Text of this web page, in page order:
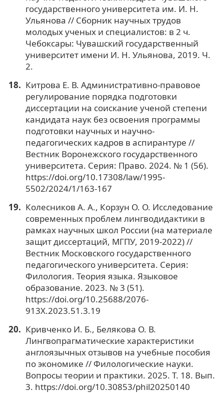
государственного университета им. И. Н.
Ульянова // Сборник научных трудов
молодых ученых и специалистов: в 2 ч.
Чебоксары: Чувашский государственный
университет имени И. Н. Ульянова, 2019. Ч.
2.
Китрова Е. В. Административно-правовое
регулирование порядка подготовки
диссертации на соискание ученой степени
кандидата наук без освоения программы
подготовки научных и научно-
педагогических кадров в аспирантуре //
Вестник Воронежского государственного
университета. Серия: Право. 2024. № 1 (56).
https://doi.org/10.17308/law/1995-
5502/2024/1/163-167
Колесников А. А., Корзун О. О. Исследование
современных проблем лингводидактики в
рамках научных школ России (на материале
защит диссертаций, МГПУ, 2019-2022) //
Вестник Московского государственного
педагогического университета. Серия:
Филология. Теория языка. Языковое
образование. 2023. № 3 (51).
https://doi.org/10.25688/2076-
913X.2023.51.3.19
Кривченко И. Б., Белякова О. В.
Лингвопрагматические характеристики
англоязычных отзывов на учебные пособия
по экономике // Филологические науки.
Вопросы теории и практики. 2025. Т. 18. Вып.
3. https://doi.org/10.30853/phil20250140